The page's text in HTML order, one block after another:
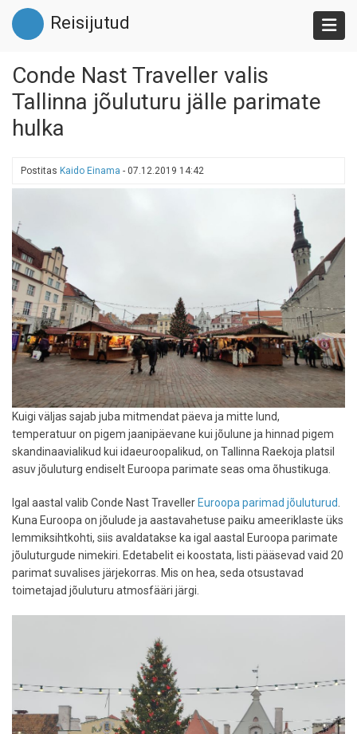
Liigu
edasi
põhisisu
Reisijutud
Conde Nast Traveller valis
Tallinna jõuluturu jälle parimate
hulka
Postitas Kaido Einama - 07.12.2019 14:42
Kuigi väljas sajab juba mitmendat päeva ja mitte lund,
temperatuur on pigem jaanipäevane kui jõulune ja hinnad pigem
skandinaavialikud kui idaeuroopalikud, on Tallinna Raekoja platsil
asuv jõuluturg endiselt Euroopa parimate seas oma õhustikuga.
Igal aastal valib Conde Nast Traveller Euroopa parimad jõuluturud
Kuna Euroopa on jõulude ja aastavahetuse paiku ameeriklaste üks
lemmiksihtkohti, siis avaldatakse ka igal aastal Euroopa parimate
jõuluturgude nimekiri. Edetabelit ei koostata, listi pääsevad vaid 20
parimat suvalises järjekorras. Mis on hea, seda otsustavad
toimetajad jõuluturu atmosfääri järgi.